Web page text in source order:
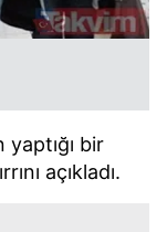
yaptığı bir
açıkladı.